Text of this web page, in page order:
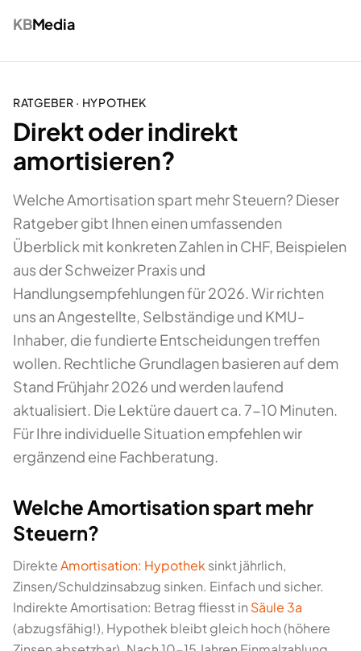
KBMedia
RATGEBER · HYPOTHEK
Direkt oder indirekt
amortisieren?
Welche Amortisation spart mehr Steuern? Dieser
Ratgeber gibt Ihnen einen umfassenden
Überblick mit konkreten Zahlen in CHF, Beispielen
aus der Schweizer Praxis und
Handlungsempfehlungen für 2026. Wir richten
uns an Angestellte, Selbständige und KMU-
Inhaber, die fundierte Entscheidungen treffen
wollen. Rechtliche Grundlagen basieren auf dem
Stand Frühjahr 2026 und werden laufend
aktualisiert. Die Lektüre dauert ca. 7-10 Minuten.
Für Ihre individuelle Situation empfehlen wir
ergänzend eine Fachberatung.
Welche Amortisation spart mehr
Steuern?
DirekteAmortisation: Hypothek sinkt jährlich,
Zinsen/Schuldzinsabzug sinken. Einfach und sicher.
Indirekte Amortisation: Betrag fliesst in Säule 3a
(abzugsfähig!), Hypothek bleibt gleich hoch (höhere